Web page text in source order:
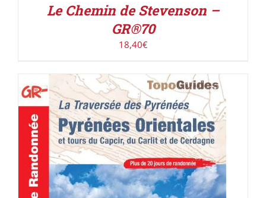
Le Chemin de Stevenson –
GR®70
18,40€